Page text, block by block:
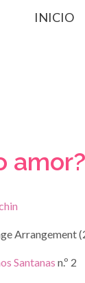
INICIO
amor?
Arrangement
Santanas n.º 2